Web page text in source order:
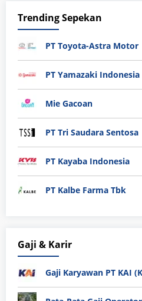
Trending Sepekan
PT Toyota-Astra Motor
PT Yamazaki Indonesia
Mie Gacoan
PT Tri Saudara Sentosa
PT Kayaba Indonesia
PT Kalbe Farma Tbk
Gaji & Karir